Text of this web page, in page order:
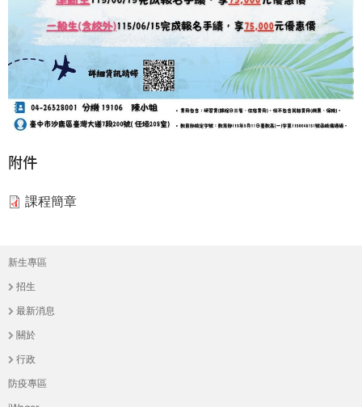
WAGOR
TODAY
THE
WORLD
PUTTING
YOU
THE
TO
附件
課程簡章
主
選
單
新生專區
招生
最新消息
關於
行政
防疫專區